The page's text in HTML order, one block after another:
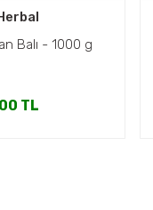
Balı - 1000 g
TL